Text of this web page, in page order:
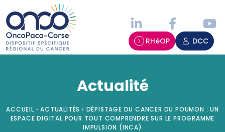
RHéOP DCC
Actualité
ACCUEIL › ACTUALITÉS › DÉPISTAGE DU CANCER DU POUMON : UN
ESPACE DIGITAL POUR TOUT COMPRENDRE SUR LE PROGRAMME
IMPULSION (INCA)
Panneau de gestion des cookies